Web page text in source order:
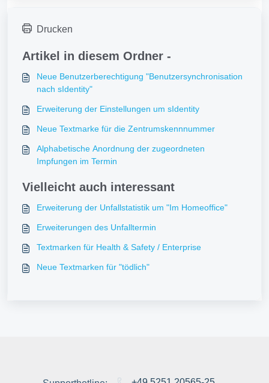
Drucken
Artikel in diesem Ordner -
Neue Benutzerberechtigung "Benutzersynchronisation
nach sIdentity"
Erweiterung der Einstellungen um sIdentity
Neue Textmarke für die Zentrumskennnummer
Alphabetische Anordnung der zugeordneten
Impfungen im Termin
Vielleicht auch interessant
Erweiterung der Unfallstatistik um "Im Homeoffice"
Erweiterungen des Unfalltermin
Textmarken für Health & Safety / Enterprise
Neue Textmarken für "tödlich"